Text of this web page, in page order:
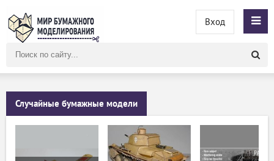
сайту
Вход
Случайные бумажные модели